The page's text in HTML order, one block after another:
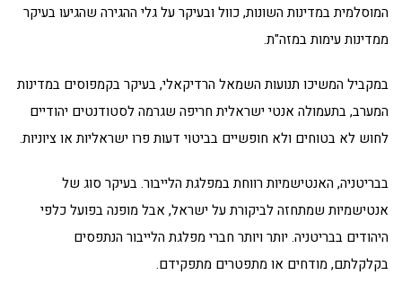
המוסלמית במדינות השונות, כוול ובעיקר על גלי ההגירה שהגיעו בעיקר
ממדינות עימות במזה"ת.
במקביל המשיכו תנועות השמאל הרדיקאלי, בעיקר בקמפוסים במדינות
המערב, בתעמולה אנטי ישראלית חריפה שגרמה לסטודנטים יהודיים
לחוש לא בטוחים ולא חופשיים בביטוי דעות פרו ישראליות או ציוניות.
בבריטניה, האנטישמיות רווחת במפלגת הלייבור. בעיקר סוג של
אנטישמיות שמתחזה לביקורת על ישראל, אבל מופנה בפועל כלפי
היהודים בבריטניה. יותר ויותר חברי מפלגת הלייבור הנתפסים
בקלקלתם, מודחים או מתפטרים מתפקידם.